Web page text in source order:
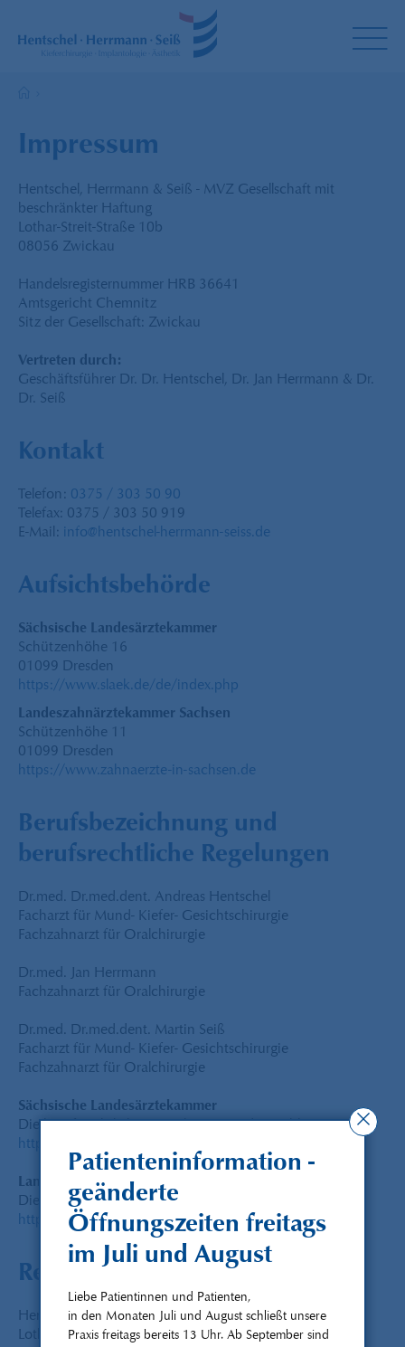
Patienteninformation -
geänderte
Öffnungszeiten freitags
im Juli und August
Liebe Patientinnen und Patienten,
in den Monaten Juli und August schließt unsere
Praxis freitags bereits 13 Uhr. Ab September sind
Impressum
Hentschel, Herrmann & Seiß - MVZ Gesellschaft mit
beschränkter Haftung
Lothar-Streit-Straße 10b
08056 Zwickau
Handelsregisternummer HRB 36641
Amtsgericht Chemnitz
Sitz der Gesellschaft: Zwickau
Vertreten durch:
Geschäftsführer Dr. Dr. Hentschel, Dr. Jan Herrmann & Dr.
Dr. Seiß
Kontakt
Telefon: 0375 / 303 50 90
Telefax: 0375 / 303 50 919
E-Mail: info@hentschel-herrmann-seiss.de
Aufsichtsbehörde
Sächsische Landesärztekammer
Schützenhöhe 16
01099 Dresden
https://www.slaek.de/de/index.php
Landeszahnärztekammer Sachsen
Schützenhöhe 11
01099 Dresden
https://www.zahnaerzte-in-sachsen.de
Berufsbezeichnung und
berufsrechtliche Regelungen
Dr.med. Dr.med.dent. Andreas Hentschel
Facharzt für Mund- Kiefer- Gesichtschirurgie
Fachzahnarzt für Oralchirurgie
Dr.med. Jan Herrmann
Fachzahnarzt für Oralchirurgie
Dr.med. Dr.med.dent. Martin Seiß
Facharzt für Mund- Kiefer- Gesichtschirurgie
Fachzahnarzt für Oralchirurgie
Sächsische Landesärztekammer
Die berufsrechtlichen Regelungen sind einsehbar unter:
https://www.slaek.de/de/index.php
Landeszahnärztekammer Sachsen
Die berufsrechtlichen Regelungen sind einsehbar unter:
https://www.zahnaerzte-in-sachsen.de
Redaktionell verantwortlich
Hentschel, Herrmann & Seiß - MVZ GmbH
Lothar-Streit-Straße 10b